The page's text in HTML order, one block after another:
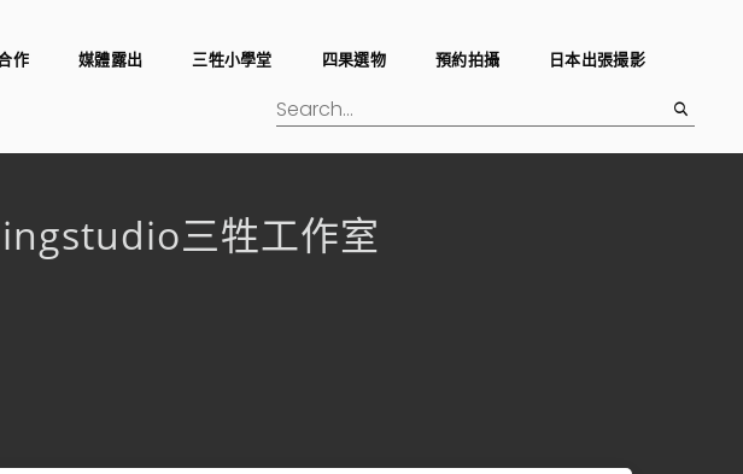
作 媒體露出 三牲小學堂 四果選物 預約拍攝 日本出張撮影
三牲工作室